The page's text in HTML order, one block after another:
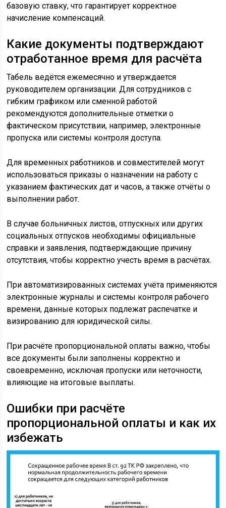
базовую ставку, что гарантирует корректное
начисление компенсаций.
Какие документы подтверждают
отработанное время для расчёта
Табель ведётся ежемесячно и утверждается
руководителем организации. Для сотрудников с
гибким графиком или сменной работой
рекомендуются дополнительные отметки о
фактическом присутствии, например, электронные
пропуска или системы контроля доступа.
Для временных работников и совместителей могут
использоваться приказы о назначении на работу с
указанием фактических дат и часов, а также отчёты о
выполнении работ.
В случае больничных листов, отпускных или других
социальных отпусков необходимы официальные
справки и заявления, подтверждающие причину
отсутствия, чтобы корректно учесть время в расчётах.
При автоматизированных системах учёта применяются
электронные журналы и системы контроля рабочего
времени, данные которых подлежат распечатке и
визированию для юридической силы.
При расчёте пропорциональной оплаты важно, чтобы
все документы были заполнены корректно и
своевременно, исключая пропуски или неточности,
влияющие на итоговые выплаты.
Ошибки при расчёте
пропорциональной оплаты и как их
избежать